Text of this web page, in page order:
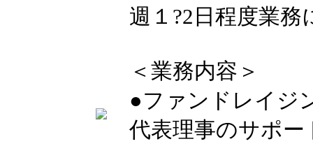
週１?2日程度業務
＜業務内容＞
●ファンドレイジ
代表理事のサポー